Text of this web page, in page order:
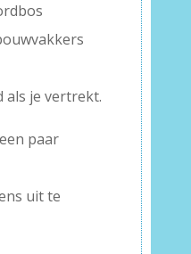
als je vertrekt.
paar
uit te